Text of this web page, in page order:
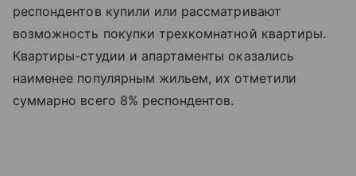
респондентов купили или рассматривают
возможность покупки трехкомнатной квартиры.
Квартиры-студии и апартаменты оказались
наименее популярным жильем, их отметили
суммарно всего 8% респондентов.